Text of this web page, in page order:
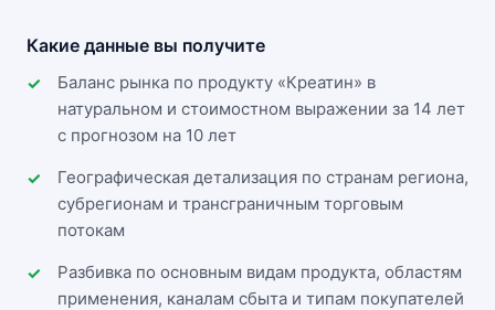
Какие данные вы получите
Баланс рынка по продукту «Креатин» в
натуральном и стоимостном выражении за 14 лет
с прогнозом на 10 лет
Географическая детализация по странам региона,
субрегионам и трансграничным торговым
потокам
Разбивка по основным видам продукта, областям
применения, каналам сбыта и типам покупателей